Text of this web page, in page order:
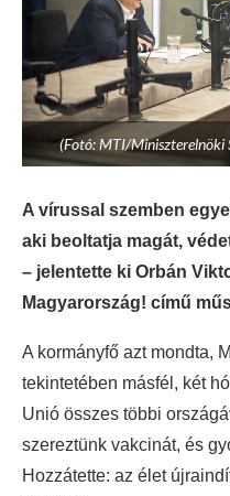
(Fotó: MTI/Miniszterelnöki
A vírussal szemben
aki beoltatja magát,
– jelentette ki Orbán
Magyarország! című
A kormányfő azt mondta,
tekintetében másfél, két
Unió összes többi
szereztünk vakcinát, és
Hozzátette: az élet